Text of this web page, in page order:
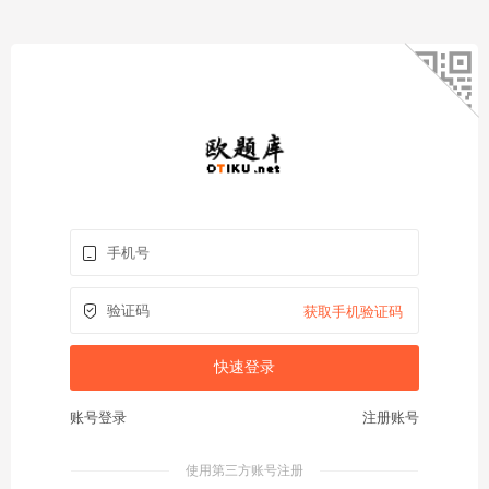
获取手机验证码
注册账号
账号登录
使用第三方账号注册